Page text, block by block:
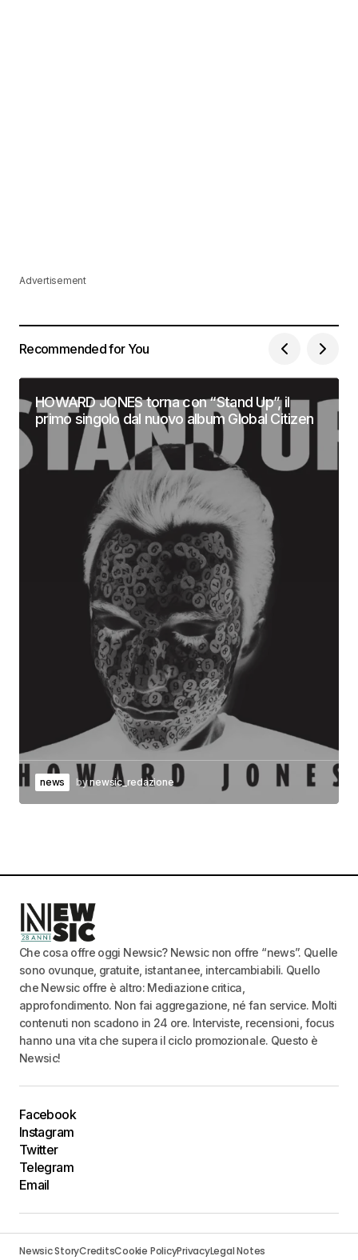
Advertisement
Recommended for You
HOWARD JONES torna con “Stand Up”, il
primo singolo dal nuovo album Global Citizen
news bynewsic_redazione
Che cosa offre oggi Newsic? Newsic non offre “news”. Quelle
sono ovunque, gratuite, istantanee, intercambiabili. Quello
che Newsic offre è altro: Mediazione critica,
approfondimento. Non fai aggregazione, né fan service. Molti
contenuti non scadono in 24 ore. Interviste, recensioni, focus
hanno una vita che supera il ciclo promozionale. Questo è
Newsic!
Facebook
Instagram
Twitter
Telegram
Email
Newsic StoryCreditsCookie PolicyPrivacyLegal Notes